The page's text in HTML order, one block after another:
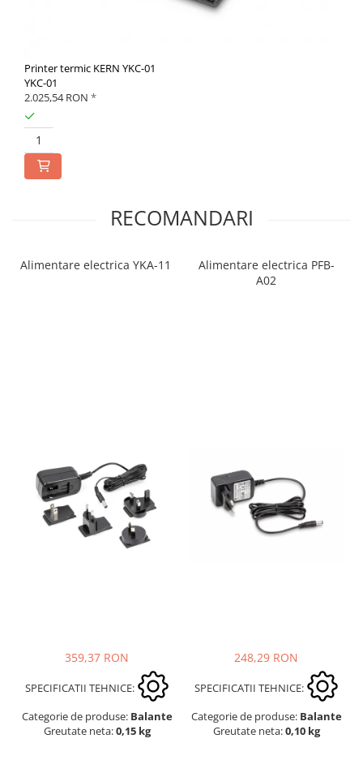
Printer termic KERN YKC-01
YKC-01
2.025,54 RON *
RECOMANDARI
Alimentare electrica YKA-11
359,37 RON
SPECIFICATII TEHNICE:
Categorie de produse: Balante
Greutate neta:0,15 kg
Alimentare electrica PFB-
A02
248,29 RON
SPECIFICATII TEHNICE:
Categorie de produse: Balante
Greutate neta:0,10 kg